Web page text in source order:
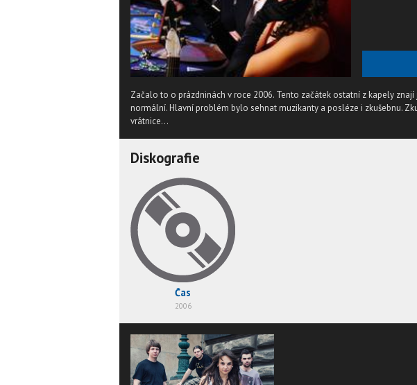
Začalo to o prázdninách v roce 2006. Tento začátek ostatní z kapely
normální. Hlavní problém bylo sehnat muzikanty a posléze i zkušebnu.
vrátnice...
Diskografie
Čas
2006